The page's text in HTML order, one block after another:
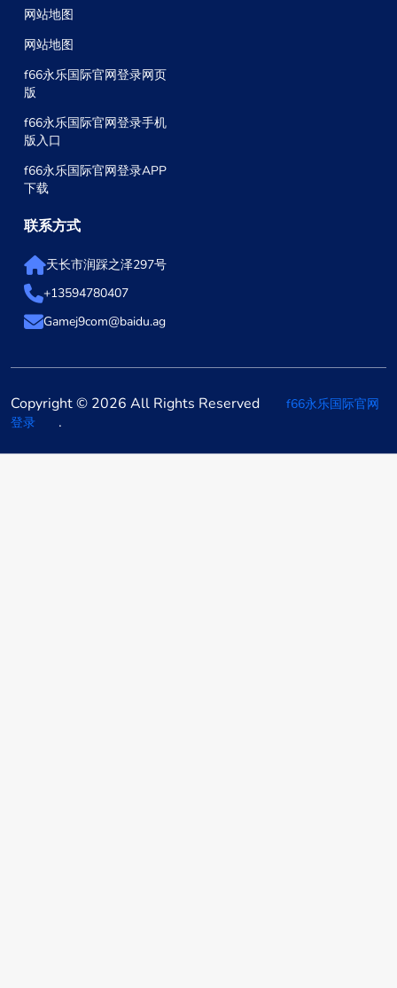
网站地图
网站地图
f66永乐国际官网登录网页
版
f66永乐国际官网登录手机
版入口
f66永乐国际官网登录APP
下载
联系方式
天长市润踩之泽297号
+13594780407
Gamej9com@baidu.ag
Copyright © 2026 All Rights Reserved
f66永乐国际官网
登录
.